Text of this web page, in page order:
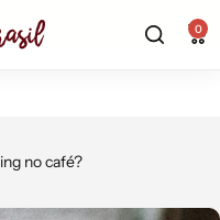
off na loja | aproveite! 0
no café?